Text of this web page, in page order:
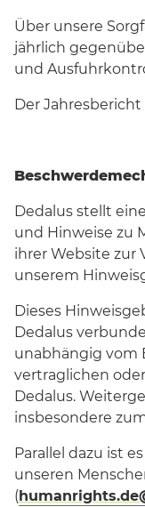
Über unsere
jährlich
und
Der Jahresbericht
Dedalus stellt
und Hinweise zu
ihrer Website zur
unserem
Dieses
Dedalus
unabhängig vom
vertraglichen
Dedalus.
insbesondere
Parallel dazu ist
unseren
(